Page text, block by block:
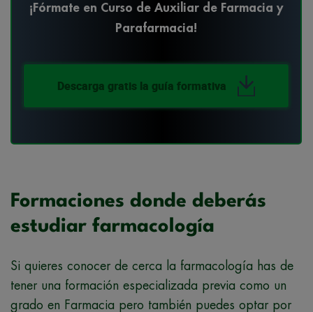
¡Fórmate en Curso de Auxiliar de Farmacia y
Parafarmacia!
Descarga gratis la guía formativa
Formaciones donde deberás
estudiar farmacología
Si quieres conocer de cerca la farmacología has de
tener una formación especializada previa como un
grado en Farmacia pero también puedes optar por